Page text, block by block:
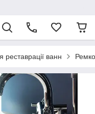
реставрації ванн